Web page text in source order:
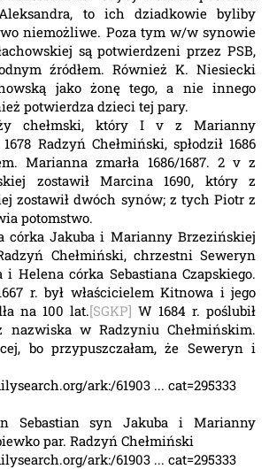
to ich dziadkowie byliby
niemożliwe. Poza tym w/w synowie
są potwierdzeni przez PSB,
źródłem. Również K. Niesiecki
jako żonę tego, a nie innego
potwierdza dzieci tej pary.
chełmski, który I v z Marianny
Radzyń Chełmiński, spłodził 1686
Marianna zmarła 1686/1687. 2 v z
zostawił Marcina 1690, który z
zostawił dwóch synów; z tych Piotr z
potomstwo.
córka Jakuba i Marianny Brzezińskiej
Chełmiński, chrzestni Seweryn
Helena córka Sebastiana Czapskiego.
r. był właścicielem Kitnowa i jego
na 100 lat.[SGKP] W 1684 r. poślubił
w Radzyniu Chełmińskim.
bo przypuszczałam, że Seweryn i
ark:/61903 ... cat=295333
Sebastian syn Jakuba i Marianny
par. Radzyń Chełmiński
ark:/61903 ... cat=295333